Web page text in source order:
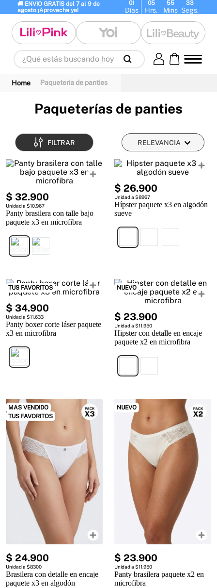
🚚 ENVIO GRATIS del 7 al 9 de
agosto ¡Aprovecha ya!
01
Días
05
Hrs.
55
Mins
32
Segs.
¿Qué estás buscando hoy?
Paqueteria de panties
Paqueterías de panties
FILTRAR RELEVANCIA
$ 32.900
Unidad a $10.967
Panty brasilera con talle bajo
paquete x3 en microfibra
$ 26.900
Unidad a $8967
Hípster paquete x3 en algodón
sueve
TUS FAVORITOS
$ 34.900
Unidad a $11.633
Panty boxer corte láser paquete
x3 en microfibra
NUEVO
$ 23.900
Unidad a $11.950
Hipster con detalle en encaje
paquete x2 en microfibra
MAS VENDIDO
TUS FAVORITOS
$ 24.900
Unidad a $8300
Brasilera con detalle en encaje
paquete x3 en algodón
NUEVO
$ 23.900
Unidad a $11.950
Panty brasilera paquete x2 en
microfibra
1. panty 2. brasier
termo splashs body
maletas